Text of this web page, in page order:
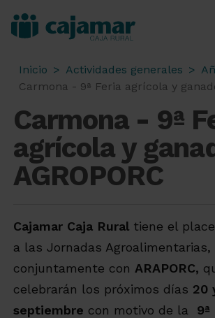
Inicio > Actividades generales >
Carmona - 9ª Feria agrícola y
Carmona - 9ª
agrícola y
AGROPORC
Cajamar Caja Rural tiene el
a las Jornadas Agroalimentarias,
conjuntamente con ARAPORC,
celebrarán los próximos días 20
septiembre con motivo de la